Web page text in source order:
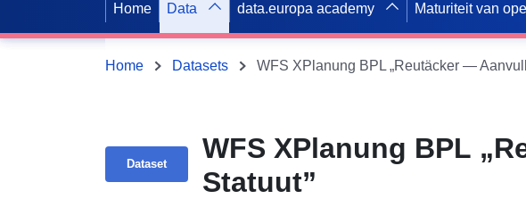
Home Data data.europa academy Maturiteit van
Home Datasets WFS XPlanung BPL „Reutäcker —
Dataset
WFS XPlanung BPL
Statuut”